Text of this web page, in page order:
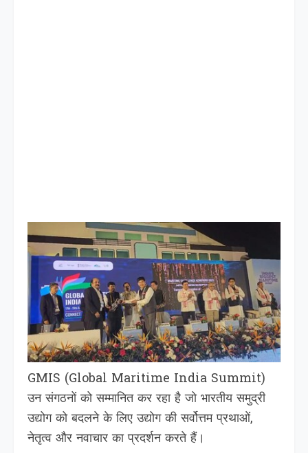
GMIS (Global Maritime India Summit)
उन संगठनों को सम्मानित कर रहा है जो भारतीय समुद्री
उद्योग को बदलने के लिए उद्योग की सर्वोत्तम प्रथाओं,
नेतृत्व और नवाचार का प्रदर्शन करते हैं।